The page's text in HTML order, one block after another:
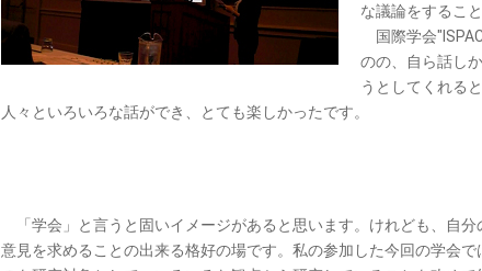
な議論をするこ
国際学会
のの、自ら話し
うとしてくれる
人々といろいろな話ができ、とても楽しかったです。
「学会」と言うと固いイメージがあると思います。けれども、自
意見を求めることの出来る格好の場です。私の参加した今回の学会